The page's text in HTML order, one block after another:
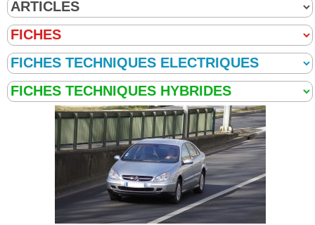
17/20 2.0 HDi 110 ch 330 000 2001sx(0 )
14/20 2.0 HDi 110 ch(0 )
2.0 HDi 110 ch 223000 -2003- pack-
2003( 0 )
2.0 HDi 110 ch 2003 96000kim (
2.0 HDi 110 ch 240000 km,année